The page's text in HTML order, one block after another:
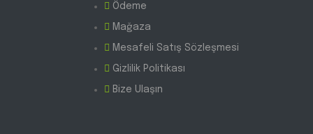
Ödeme
Mağaza
Mesafeli Satış Sözleşmesi
Gizlilik Politikası
Bize Ulaşın